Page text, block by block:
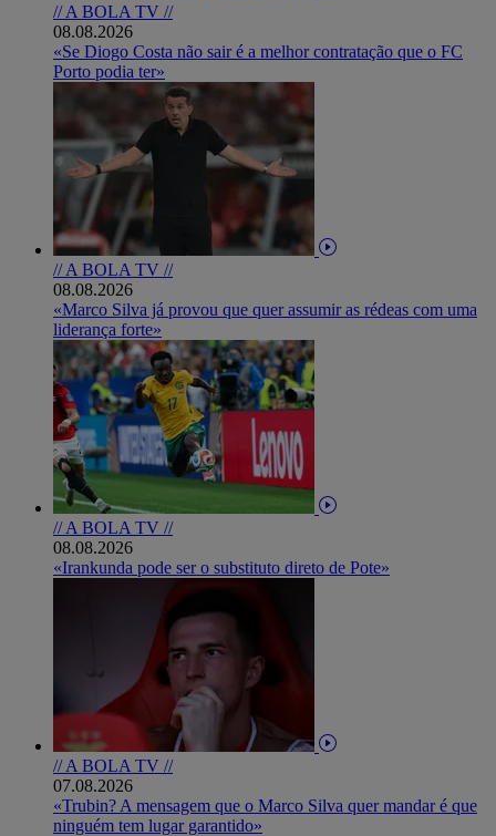
// A BOLA TV //
08.08.2026
«Se Diogo Costa não sair é a melhor contratação que o FC
Porto podia ter»
// A BOLA TV //
08.08.2026
«Marco Silva já provou que quer assumir as rédeas com uma
liderança forte»
// A BOLA TV //
08.08.2026
«Irankunda pode ser o substituto direto de Pote»
// A BOLA TV //
07.08.2026
«Trubin? A mensagem que o Marco Silva quer mandar é que
ninguém tem lugar garantido»